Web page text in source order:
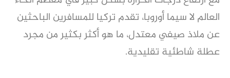
العالم لا سيما أوروبا، تقدم تركيا للمسافرين الباحثين
عن ملاذ صيفي معتدل، ما هو أكثر بكثير من مجرد
عطلة شاطئية تقليدية.